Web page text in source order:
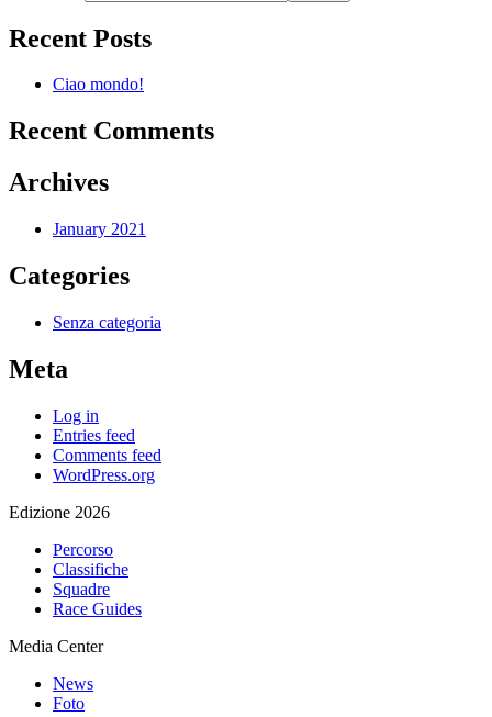
Recent Posts
Ciao mondo!
Recent Comments
Archives
January 2021
Categories
Senza categoria
Meta
Log in
Entries feed
Comments feed
WordPress.org
Edizione 2026
Percorso
Classifiche
Squadre
Race Guides
Media Center
News
Foto